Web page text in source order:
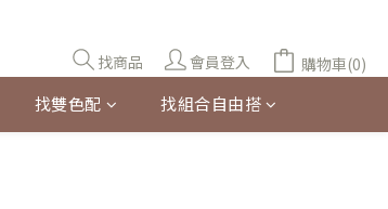
找商品 會員登入 購物車(0)
找雙色配 找組合自由搭